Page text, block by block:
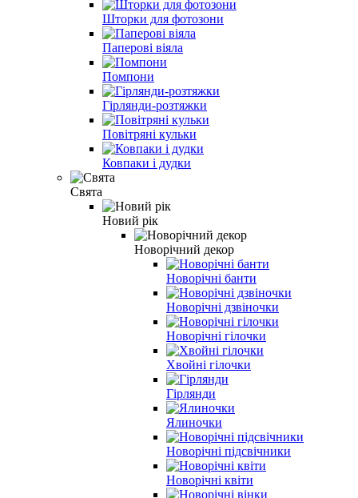
Шторки для фотозони
Паперові віяла
Помпони
Гірлянди-розтяжки
Повітряні кульки
Ковпаки і дудки
Свята
Новий рік
Новорічний декор
Новорічні банти
Новорічні дзвіночки
Новорічні гілочки
Хвойні гілочки
Гірлянди
Ялиночки
Новорічні підсвічники
Новорічні квіти